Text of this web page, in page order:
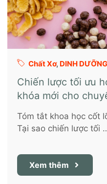
Chất Xơ, DINH DƯỠNG
Chiến lược tối ưu
khóa mới cho
Tóm tắt khoa học cốt
Tại sao chiến lược tối
Xem thêm